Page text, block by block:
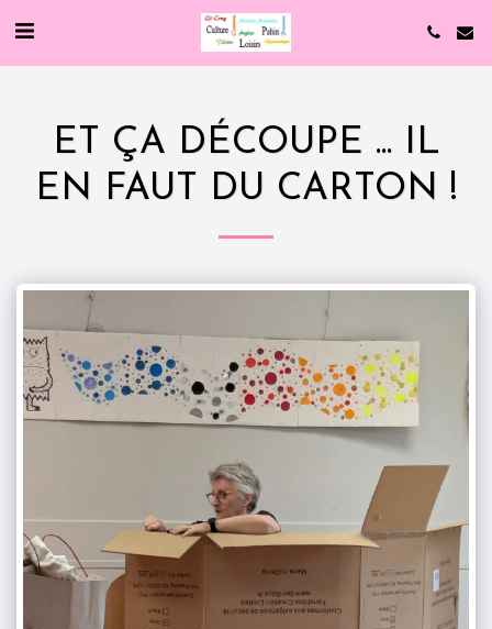
ET ÇA DÉCOUPE ... IL
EN FAUT DU CARTON !